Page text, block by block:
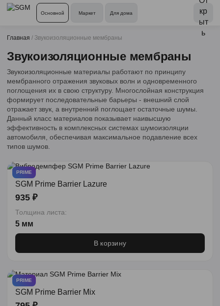
Основной Маркет Для дома
Главная / Звукоизоляционные мембраны
Звукоизоляционные мембраны
Звукоизоляционные материалы работают по принципу
мембранного отражения звуковых волн и одновременного
поглощения их в свою структуру. Многослойная конструкция
формирует последовательные барьеры - внешний слой
отражает звук, а внутренний поглощает остаточные шумы.
Данный класс материалов показывает наивысшую
эффективность в комплексных системах шумоизоляции
автомобиля, обеспечивая максимальное подавление всех
типов шумов.
PRIME
SGM Prime Barrier Lazure
935 ₽
Толщина листа:
5 мм
В корзину
PRIME
SGM Prime Barrier Mix